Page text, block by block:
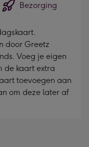
Bezorging
door Greetz
Voeg je eigen
de kaart extra
toevoegen aan
om deze later af